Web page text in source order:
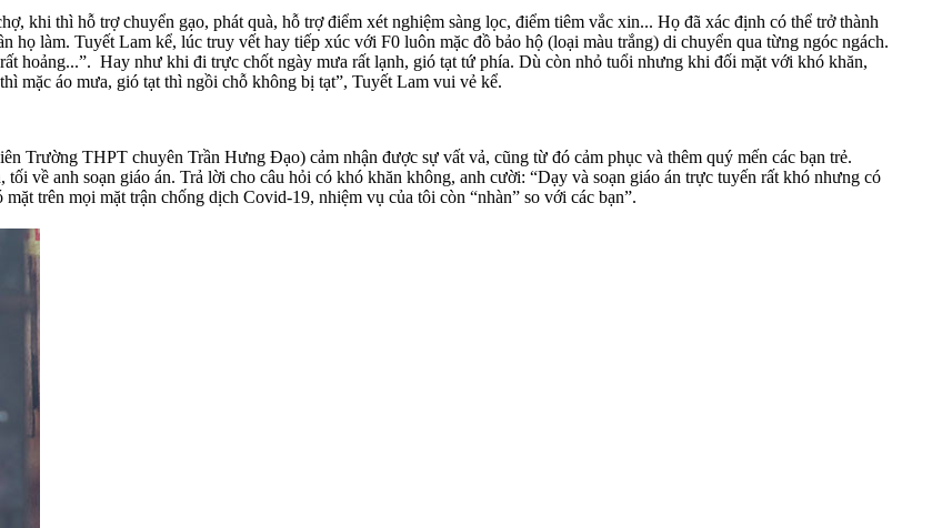
khi thì hỗ trợ chuyển gạo, phát quà, hỗ trợ điểm xét nghiệm sàng lọc, điểm tiêm vắc xin... Họ đã xác định có thể trở thành
họ làm. Tuyết Lam kể, lúc truy vết hay tiếp xúc với F0 luôn mặc đồ bảo hộ (loại màu trắng) di chuyển qua từng ngóc ngách.
hoảng...”. Hay như khi đi trực chốt ngày mưa rất lạnh, gió tạt tứ phía. Dù còn nhỏ tuổi nhưng khi đối mặt với khó khăn,
mặc áo mưa, gió tạt thì ngồi chỗ không bị tạt”, Tuyết Lam vui vẻ kể.
Trường THPT chuyên Trần Hưng Đạo) cảm nhận được sự vất vả, cũng từ đó cảm phục và thêm quý mến các bạn trẻ.
về anh soạn giáo án. Trả lời cho câu hỏi có khó khăn không, anh cười: “Dạy và soạn giáo án trực tuyến rất khó nhưng có
trên mọi mặt trận chống dịch Covid-19, nhiệm vụ của tôi còn “nhàn” so với các bạn”.